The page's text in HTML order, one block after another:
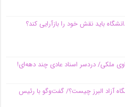
باید نقش خود را بازآرایی کند؟
ملکی/ دردسر اسناد عادی چند‌ دهه‌ای!
آزاد البرز چیست؟/ گفت‌وگو با رئیس